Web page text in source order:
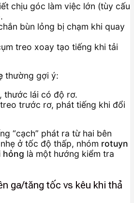
chịu góc làm việc lớn (tùy cấu
bùn lỏng bị chạm khi quay
treo xoay tạo tiếng khi tải
thường gợi ý:
thước lái có độ rơ.
trước rơ, phát tiếng khi đổi
“cạch” phát ra từ hai bên
ở tốc độ thấp, nhóm rotuyn
hỏng là một hướng kiểm tra
ga/tăng tốc vs kêu khi thả